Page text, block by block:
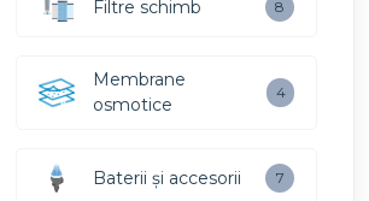
Filtre schimb 8
Membrane
osmotice
4
Baterii și accesorii 7